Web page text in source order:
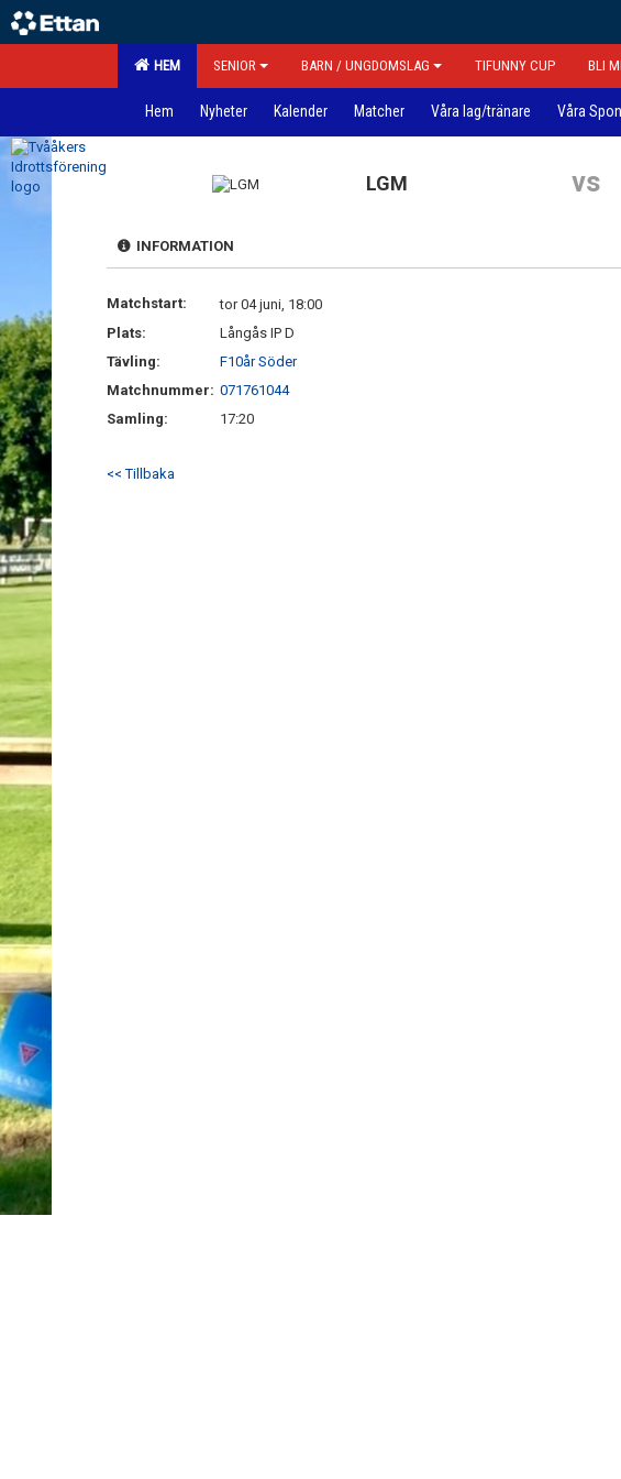
HEM SENIOR BARN / UNGDOMSLAG TIFUNNY CUP BLI
Hem Nyheter Kalender Matcher Våra lag/tränare Våra
LGM vs
INFORMATION
Matchstart:
tor 04 juni, 18:00
Plats:
Långås IP D
Tävling:
F10år Söder
Matchnummer: 071761044
Samling:
17:20
<< Tillbaka